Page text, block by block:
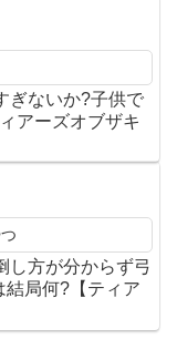
ぎないか?子供で
アーズオブザキ
し方が分からず弓
結局何?【ティア